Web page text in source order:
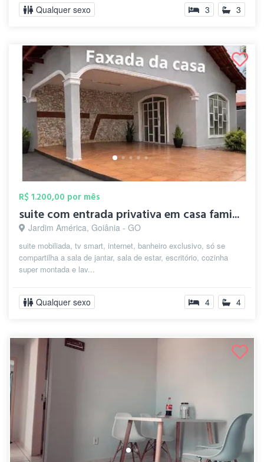
Qualquer sexo 3 3
R$ 1.200,00 por mês
suite com entrada privativa em casa fami...
Jardim América, Goiânia - GO
suite mobiliada, tv smart, internet, banheiro exclusivo, só se
compartilha a sala de jantar, sala de estar, escritório, cozinha
super montada e lav...
Qualquer sexo 4 4